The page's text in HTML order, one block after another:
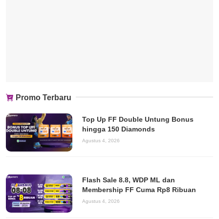
Promo Terbaru
Top Up FF Double Untung Bonus
hingga 150 Diamonds
Agustus 4, 2026
Flash Sale 8.8, WDP ML dan
Membership FF Cuma Rp8 Ribuan
Agustus 4, 2026